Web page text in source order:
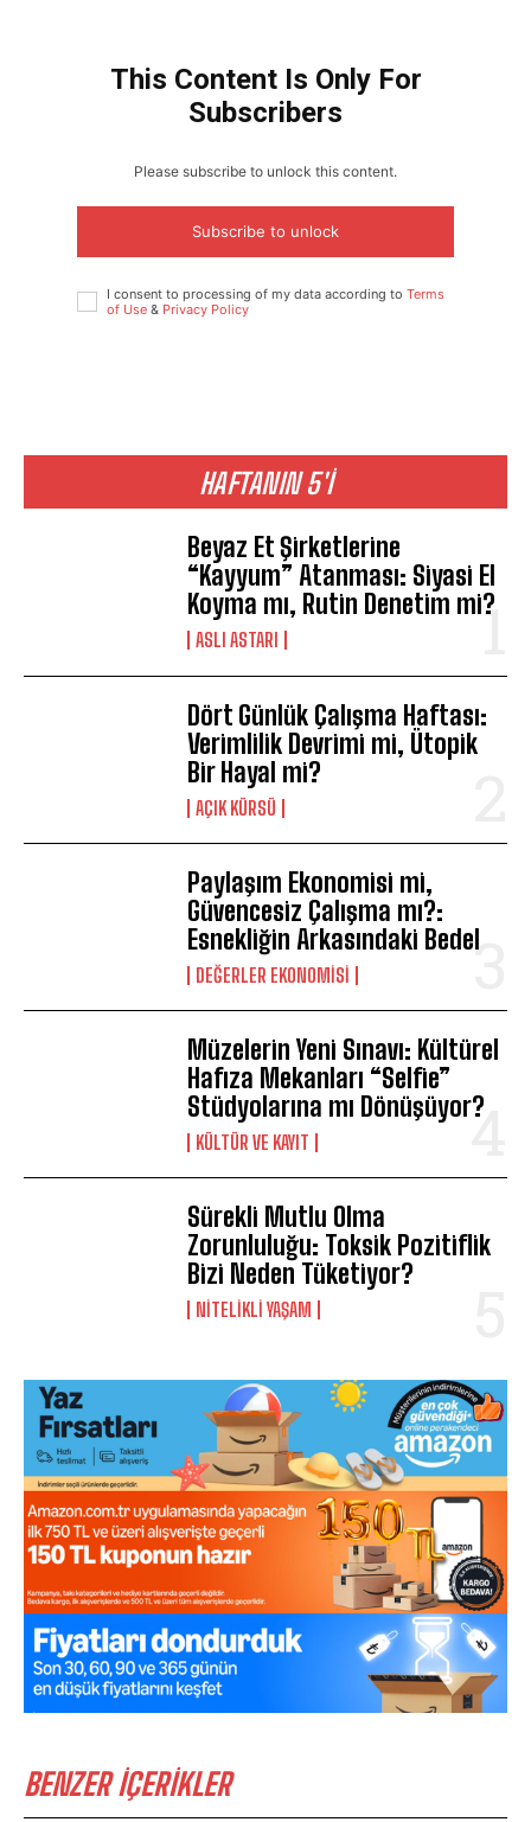
HAFTANIN 5'İ
Beyaz Et Şirketlerine
“Kayyum” Atanması: Siyasi El
Koyma mı, Rutin Denetim mi?
ASLI ASTARI
Dört Günlük Çalışma Haftası:
Verimlilik Devrimi mi, Ütopik
Bir Hayal mi?
AÇIK KÜRSÜ
Paylaşım Ekonomisi mi,
Güvencesiz Çalışma mı?:
Esnekliğin Arkasındaki Bedel
DEĞERLER EKONOMISI
Müzelerin Yeni Sınavı: Kültürel
Hafıza Mekanları “Selfie”
Stüdyolarına mı Dönüşüyor?
KÜLTÜR VE KAYIT
Sürekli Mutlu Olma
Zorunluluğu: Toksik Pozitiflik
Bizi Neden Tüketiyor?
NITELIKLI YAŞAM
BENZER İÇERİKLER
This Content Is Only For
Subscribers
Please subscribe to unlock this content.
Subscribe to unlock
I consent to processing of my data according to Terms
of Use & Privacy Policy